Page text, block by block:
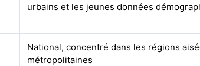
urbains et les jeunes données
National, concentré dans les régions
métropolitaines